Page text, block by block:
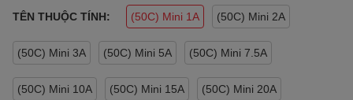
TÊN THUỘC TÍNH: (50C) Mini 1A (50C) Mini 2A
(50C) Mini 3A (50C) Mini 5A (50C) Mini 7.5A
(50C) Mini 10A (50C) Mini 15A (50C) Mini 20A